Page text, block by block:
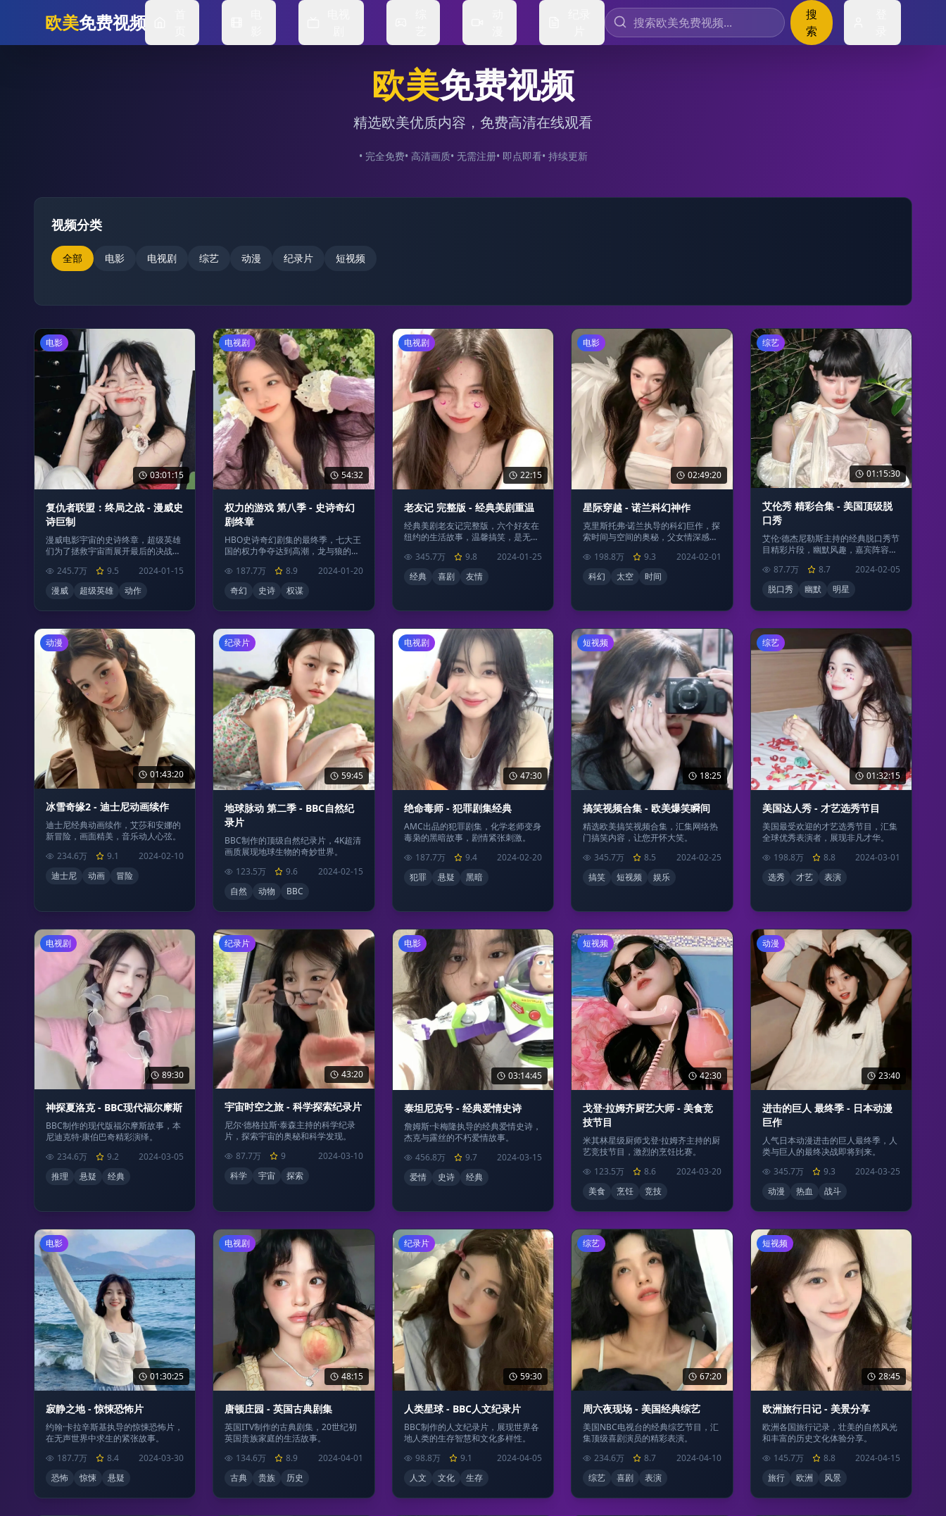
欧美免费视频
搜
索
欧美免费视频
精选欧美优质内容，免费高清在线观看
• 完全免费• 高清画质• 无需注册• 即点即看• 持续更新
视频分类
全部 电影 电视剧 综艺 动漫 纪录片 短视频
03:01:15
电影
复仇者联盟：终局之战 - 漫威史
诗巨制
漫威电影宇宙的史诗终章，超级英雄
们为了拯救宇宙而展开最后的决战，
245.7万 9.5
2024-01-15
漫威
超级英雄 动作
54:32
电视剧
权力的游戏 第八季 - 史诗奇幻
剧终章
HBO史诗奇幻剧集的最终季，七大王
国的权力争夺达到高潮，龙与狼的最
187.7万 8.9
2024-01-20
奇幻
史诗 权谋
22:15
电视剧
老友记 完整版 - 经典美剧重温
经典美剧老友记完整版，六个好友在
纽约的生活故事，温馨搞笑，是无数
345.7万 9.8
2024-01-25
经典
喜剧 友情
02:49:20
电影
星际穿越 - 诺兰科幻神作
克里斯托弗·诺兰执导的科幻巨作，探
索时间与空间的奥秘，父女情深感人
198.8万 9.3
2024-02-01
科幻
太空 时间
01:15:30
综艺
艾伦秀 精彩合集 - 美国顶级脱
口秀
艾伦·德杰尼勒斯主持的经典脱口秀节
目精彩片段，幽默风趣，嘉宾阵容豪
87.7万 8.7
2024-02-05
脱口秀
幽默 明星
01:43:20
动漫
冰雪奇缘2 - 迪士尼动画续作
迪士尼经典动画续作，艾莎和安娜的
新冒险，画面精美，音乐动人心弦。
234.6万
9.1
2024-02-10
迪士尼
动画 冒险
59:45
纪录片
地球脉动 第二季 - BBC自然纪
录片
BBC制作的顶级自然纪录片，4K超清
画质展现地球生物的奇妙世界。
123.5万
9.6
2024-02-15
自然
动物 BBC
47:30
电视剧
绝命毒师 - 犯罪剧集经典
AMC出品的犯罪剧集，化学老师变身
毒枭的黑暗故事，剧情紧张刺激。
187.7万
9.4
2024-02-20
犯罪
悬疑 黑暗
18:25
短视频
搞笑视频合集 - 欧美爆笑瞬间
精选欧美搞笑视频合集，汇集网络热
门搞笑内容，让您开怀大笑。
345.7万
8.5
2024-02-25
搞笑
短视频 娱乐
01:32:15
综艺
美国达人秀 - 才艺选秀节目
美国最受欢迎的才艺选秀节目，汇集
全球优秀表演者，展现非凡才华。
198.8万
8.8
2024-03-01
选秀
才艺 表演
89:30
电视剧
神探夏洛克 - BBC现代福尔摩斯
BBC制作的现代版福尔摩斯故事，本
尼迪克特·康伯巴奇精彩演绎。
234.6万
9.2
2024-03-05
推理
悬疑 经典
43:20
纪录片
宇宙时空之旅 - 科学探索纪录片
尼尔·德格拉斯·泰森主持的科学纪录
片，探索宇宙的奥秘和科学发现。
87.7万
9
2024-03-10
科学
宇宙 探索
03:14:45
电影
泰坦尼克号 - 经典爱情史诗
詹姆斯·卡梅隆执导的经典爱情史诗，
杰克与露丝的不朽爱情故事。
456.8万
9.7
2024-03-15
爱情
史诗 经典
42:30
短视频
戈登·拉姆齐厨艺大师 - 美食竞
技节目
米其林星级厨师戈登·拉姆齐主持的厨
艺竞技节目，激烈的烹饪比赛。
123.5万
8.6
2024-03-20
美食
烹饪 竞技
23:40
动漫
进击的巨人 最终季 - 日本动漫
巨作
人气日本动漫进击的巨人最终季，人
类与巨人的最终决战即将到来。
345.7万
9.3
2024-03-25
动漫
热血 战斗
01:30:25
电影
寂静之地 - 惊悚恐怖片
约翰·卡拉辛斯基执导的惊悚恐怖片，
在无声世界中求生的紧张故事。
187.7万
8.4
2024-03-30
恐怖
惊悚 悬疑
48:15
电视剧
唐顿庄园 - 英国古典剧集
英国ITV制作的古典剧集，20世纪初
英国贵族家庭的生活故事。
134.6万
8.9
2024-04-01
古典
贵族 历史
59:30
纪录片
人类星球 - BBC人文纪录片
BBC制作的人文纪录片，展现世界各
地人类的生存智慧和文化多样性。
98.8万
9.1
2024-04-05
人文
文化 生存
67:20
综艺
周六夜现场 - 美国经典综艺
美国NBC电视台的经典综艺节目，汇
集顶级喜剧演员的精彩表演。
234.6万
8.7
2024-04-10
综艺
喜剧 表演
28:45
短视频
欧洲旅行日记 - 美景分享
欧洲各国旅行记录，壮美的自然风光
和丰富的历史文化体验分享。
145.7万
8.8
2024-04-15
旅行
欧洲 风景